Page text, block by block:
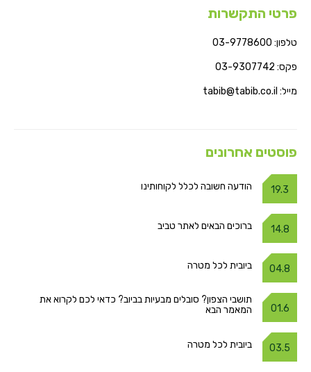
פרטי התקשרות
טלפון: 03-9778600
פקס: 03-9307742
מייל: tabib@tabib.co.il
פוסטים אחרונים
19.3 הודעה חשובה לכלל לקוחותינו
14.8 ברוכים הבאים לאתר טביב
04.8 ביובית לכל מטרה
01.6
תושבי הצפון? סובלים מבעיות בביוב? כדאי לכם לקרוא את
המאמר הבא
03.5 ביובית לכל מטרה